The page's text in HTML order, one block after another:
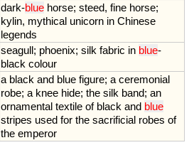
dark-blue horse; steed, fine horse;
kylin, mythical unicorn in Chinese
legends
seagull; phoenix; silk fabric in blue-
black colour
a black and blue figure; a ceremonial
robe; a knee hide; the silk band; an
ornamental textile of black and blue
stripes used for the sacrificial robes of
the emperor